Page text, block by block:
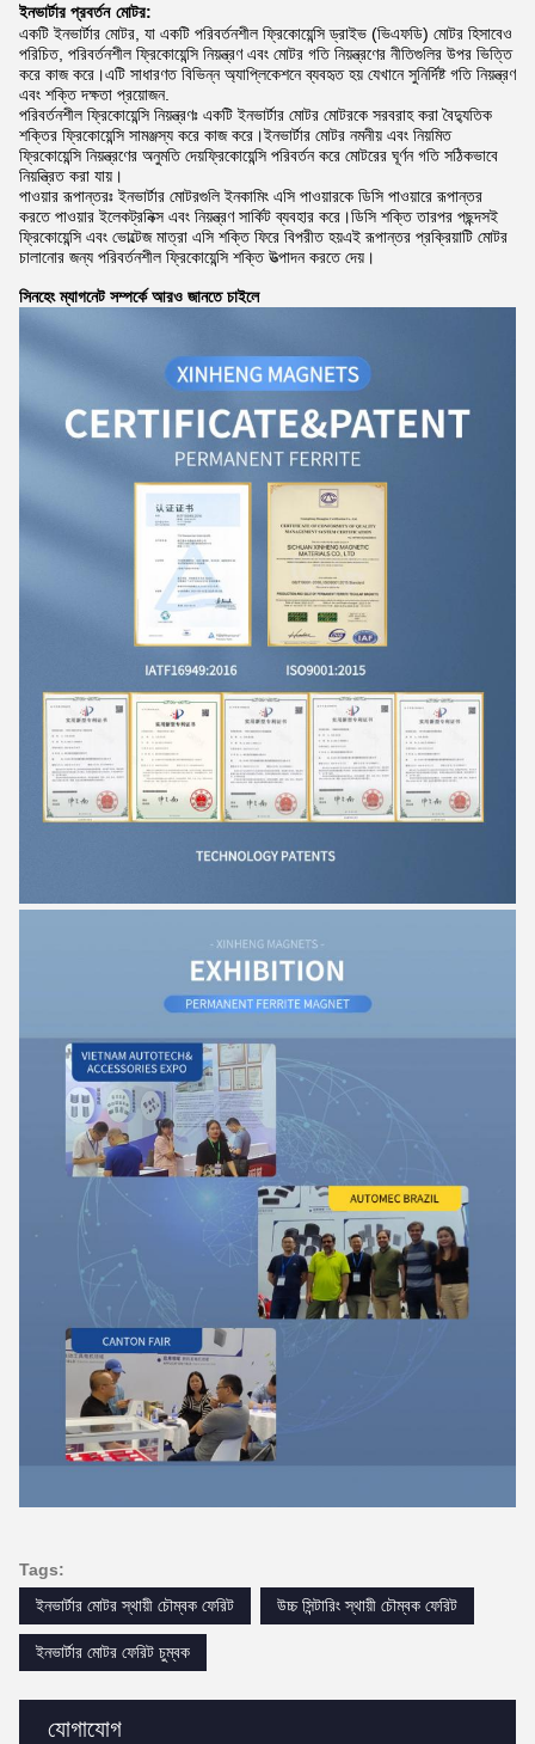
যোগাযোগ
ইনভার্টার প্রবর্তন মোটর:
একটি ইনভার্টার মোটর, যা একটি পরিবর্তনশীল ফ্রিকোয়েন্সি ড্রাইভ (ভিএফডি) মোটর হিসাবেও
পরিচিত, পরিবর্তনশীল ফ্রিকোয়েন্সি নিয়ন্ত্রণ এবং মোটর গতি নিয়ন্ত্রণের নীতিগুলির উপর ভিত্তি
করে কাজ করে।এটি সাধারণত বিভিন্ন অ্যাপ্লিকেশনে ব্যবহৃত হয় যেখানে সুনির্দিষ্ট গতি নিয়ন্ত্রণ
এবং শক্তি দক্ষতা প্রয়োজন.
পরিবর্তনশীল ফ্রিকোয়েন্সি নিয়ন্ত্রণঃ একটি ইনভার্টার মোটর মোটরকে সরবরাহ করা বৈদ্যুতিক
শক্তির ফ্রিকোয়েন্সি সামঞ্জস্য করে কাজ করে।ইনভার্টার মোটর নমনীয় এবং নিয়মিত
ফ্রিকোয়েন্সি নিয়ন্ত্রণের অনুমতি দেয়ফ্রিকোয়েন্সি পরিবর্তন করে মোটরের ঘূর্ণন গতি সঠিকভাবে
নিয়ন্ত্রিত করা যায়।
পাওয়ার রূপান্তরঃ ইনভার্টার মোটরগুলি ইনকামিং এসি পাওয়ারকে ডিসি পাওয়ারে রূপান্তর
করতে পাওয়ার ইলেকট্রনিক্স এবং নিয়ন্ত্রণ সার্কিট ব্যবহার করে।ডিসি শক্তি তারপর পছন্দসই
ফ্রিকোয়েন্সি এবং ভোল্টেজ মাত্রা এসি শক্তি ফিরে বিপরীত হয়এই রূপান্তর প্রক্রিয়াটি মোটর
চালানোর জন্য পরিবর্তনশীল ফ্রিকোয়েন্সি শক্তি উত্পাদন করতে দেয়।
সিনহেং ম্যাগনেট সম্পর্কে আরও জানতে চাইলে
Tags:
ইনভার্টার মোটর স্থায়ী চৌম্বক ফেরিট
উচ্চ সিন্টারিং স্থায়ী চৌম্বক ফেরিট
ইনভার্টার মোটর ফেরিট চুম্বক